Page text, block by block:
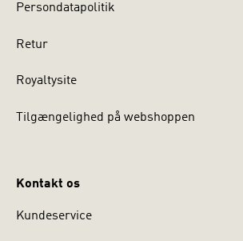
Persondatapolitik
Retur
Royaltysite
Tilgængelighed på webshoppen
Kontakt os
Kundeservice